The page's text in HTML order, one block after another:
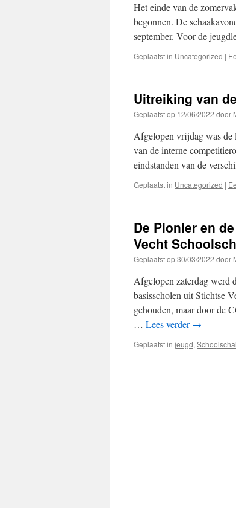
Het einde van de
begonnen. De
september. Voor de
Geplaatst in Uncategorized |
Uitreiking van
Geplaatst op 12/06/2022 door
Afgelopen vrijdag was de
van de interne
eindstanden van de
Geplaatst in Uncategorized |
De Pionier en
Vecht
Geplaatst op30/03/2022 door
Afgelopen zaterdag werd
basisscholen uit Stichtse
gehouden, maar door de
… Lees verder→
Geplaatst in jeugd,